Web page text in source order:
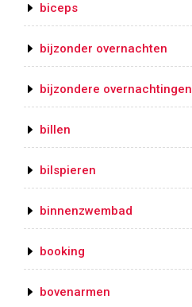
biceps
bijzonder overnachten
bijzondere overnachtingen
billen
bilspieren
binnenzwembad
booking
bovenarmen